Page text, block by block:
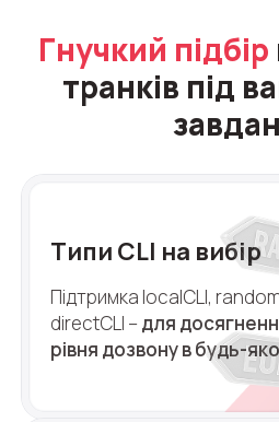
Гнучкий підбір
транків під
Типи CLI на вибір
Підтримка localCLI,
directCLI –для
рівня дозвону в будь-